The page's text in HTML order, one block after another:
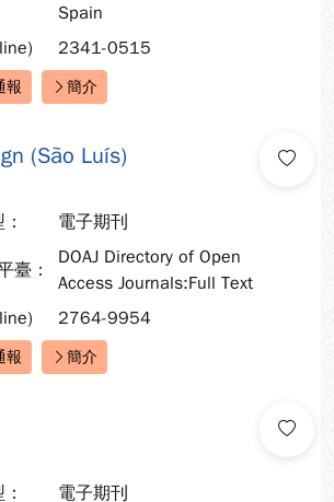
Spain
2341-0515
：
報 簡介
(São Luís)
電子期刊
臺：
DOAJ Directory of Open
Access Journals:Full Text
2764-9954
：
報 簡介
電子期刊